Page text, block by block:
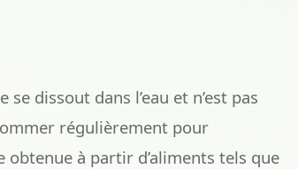
dissout dans l’eau et n’est pas
régulièrement pour
à partir d’aliments tels que